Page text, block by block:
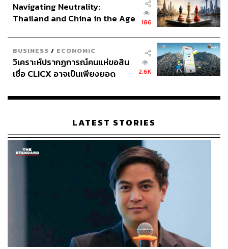
Navigating Neutrality:
Thailand and China in the Age
186
BUSINESS / ECONOMIC
วิเคราะห์ปรากฏการณ์คนแห่ขอสิน
เชื่อ CLICX อาจเป็นเพียงยอด
เรือนไทยที่ถูกซุกไว้
2.6K
LATEST STORIES